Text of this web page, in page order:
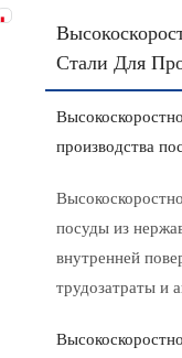
Стали Для
производства
посуды из
внутренней
трудозатраты и